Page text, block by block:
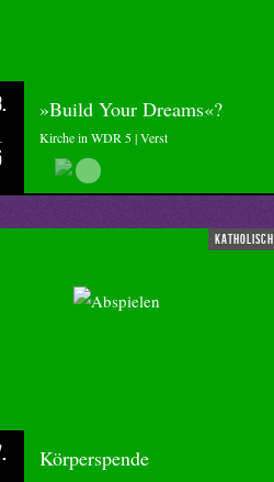
»Build Your Dreams«?
Kirche in WDR 5 | Verst
katholisch
Körperspende